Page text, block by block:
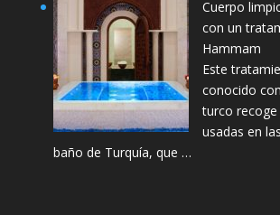
Cuerpo
con un
Hammam
Este
conocido
turco recoge
usadas en
baño de Turquía, que …